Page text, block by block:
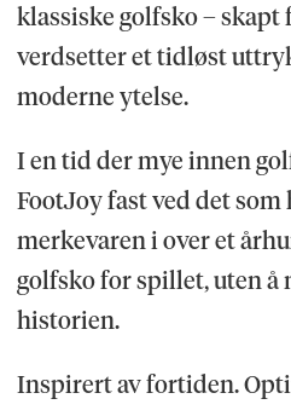
klassiske golfsko –
verdsetter et tidløst
moderne ytelse.
I en tid der mye innen
FootJoy fast ved det
merkevaren i over et
golfsko for spillet, uten å
historien.
Inspirert av fortiden.